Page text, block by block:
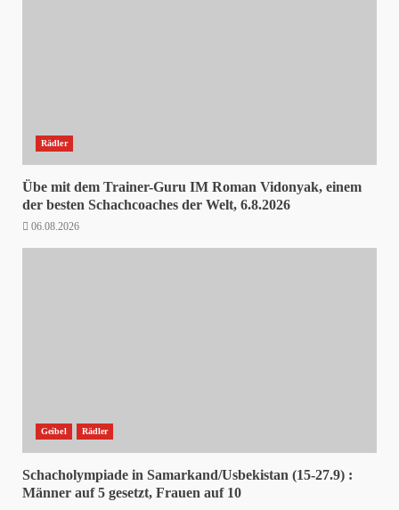
Rädler
Übe mit dem Trainer-Guru IM Roman Vidonyak, einem
der besten Schachcoaches der Welt, 6.8.2026
06.08.2026
Geibel Rädler
Schacholympiade in Samarkand/Usbekistan (15-27.9) :
Männer auf 5 gesetzt, Frauen auf 10